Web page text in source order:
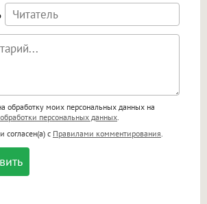
<u>, <i>, <em>, <s>, <big>,
<sub>, <pre>, <ul>, <ol>, <li>,
<code> экранирует HTML,
становятся
img] будет
обработку моих персональных данных на
персональных данных
согласен(а) с Правилами комментирования